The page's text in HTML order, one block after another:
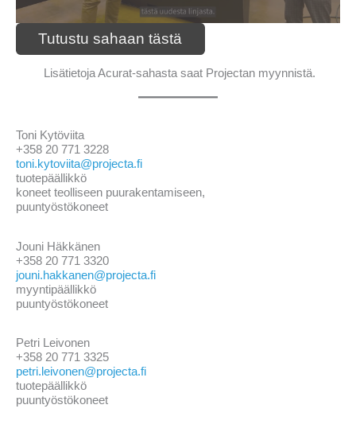
Tutustu sahaan tästä
Lisätietoja Acurat-sahasta saat Projectan myynnistä.
Toni Kytöviita
+358 20 771 3228
toni.kytoviita@projecta.fi
tuotepäällikkö
koneet teolliseen puurakentamiseen,
puuntyöstökoneet
Jouni Häkkänen
+358 20 771 3320
jouni.hakkanen@projecta.fi
myyntipäällikkö
puuntyöstökoneet
Petri Leivonen
+358 20 771 3325
petri.leivonen@projecta.fi
tuotepäällikkö
puuntyöstökoneet